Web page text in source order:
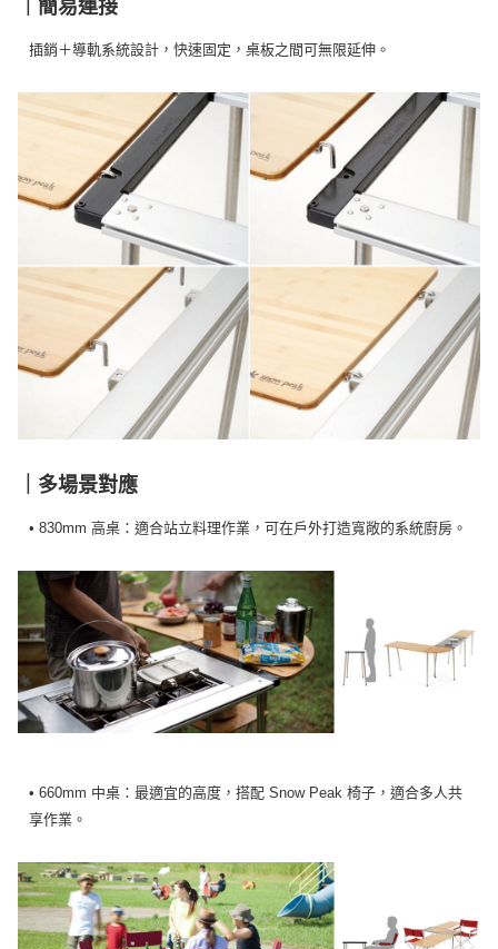
｜簡易連接
插銷＋導軌系統設計，快速固定，桌板之間可無限延伸。
｜多場景對應
• 830mm 高桌：適合站立料理作業，可在戶外打造寬敞的系統廚房。
• 660mm 中桌：最適宜的高度，搭配 Snow Peak 椅子，適合多人共
享作業。